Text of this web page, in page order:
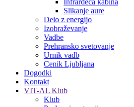
Infrardeča kabina
Slikanje aure
Delo z energijo
Izobraževanje
Vadbe
Prehransko svetovanje
Urnik vadb
Cenik Ljubljana
Dogodki
Kontakt
VIT-AL Klub
Klub